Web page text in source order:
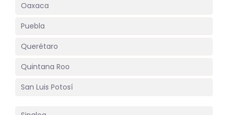
Oaxaca
Puebla
Querétaro
Quintana Roo
San Luis Potosí